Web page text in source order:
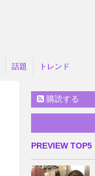
話題 トレンド
購読する
PREVIEW TOP5